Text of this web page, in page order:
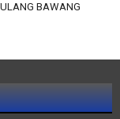
BAWANG
BARAT